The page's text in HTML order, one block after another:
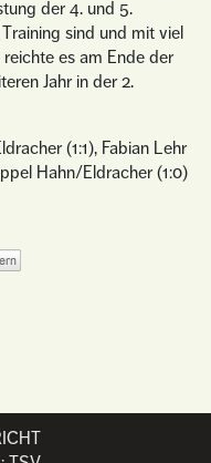
der 4. und 5.
sind und mit viel
es am Ende der
Jahr in der 2.
(1:1), Fabian Lehr
Hahn/Eldracher (1:0)